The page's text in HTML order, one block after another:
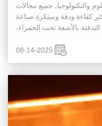
والتكنولوجيا، جميع مجالات
كفاءة ودقة ومبتكرة.صناعة
بالأشعة تحت الحمراء،
08-14-2025